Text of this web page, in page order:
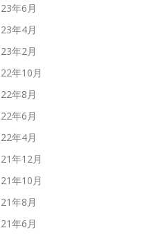
年6月
年4月
年2月
年10月
年8月
年6月
年4月
年12月
年10月
年8月
年6月